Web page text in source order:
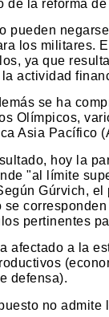
de la reforma
pueden
los militares.
ya que
actividad
se ha
Olímpicos,
Asia Pacífico
hoy la
"al límite
Gúrvich,
se
pertinentes
afectado a la
defensa).
no